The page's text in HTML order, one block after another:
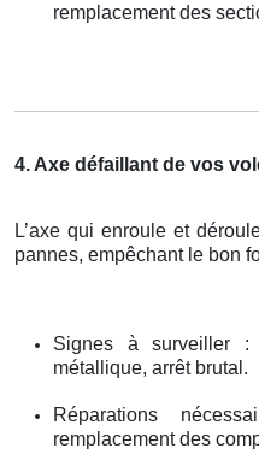
remplacement des
4. Axe défaillant de vos
L’axe qui enroule et
pannes, empêchant le bon
Signes à surveiller :
métallique, arrêt brutal.
Réparations
remplacement des